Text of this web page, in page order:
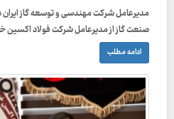
مدیرعامل شرکت مهندسی و توسعه گاز ایران
صنعت گاز از مدیرعامل شرکت فولاد اکسین
ادامه مطلب